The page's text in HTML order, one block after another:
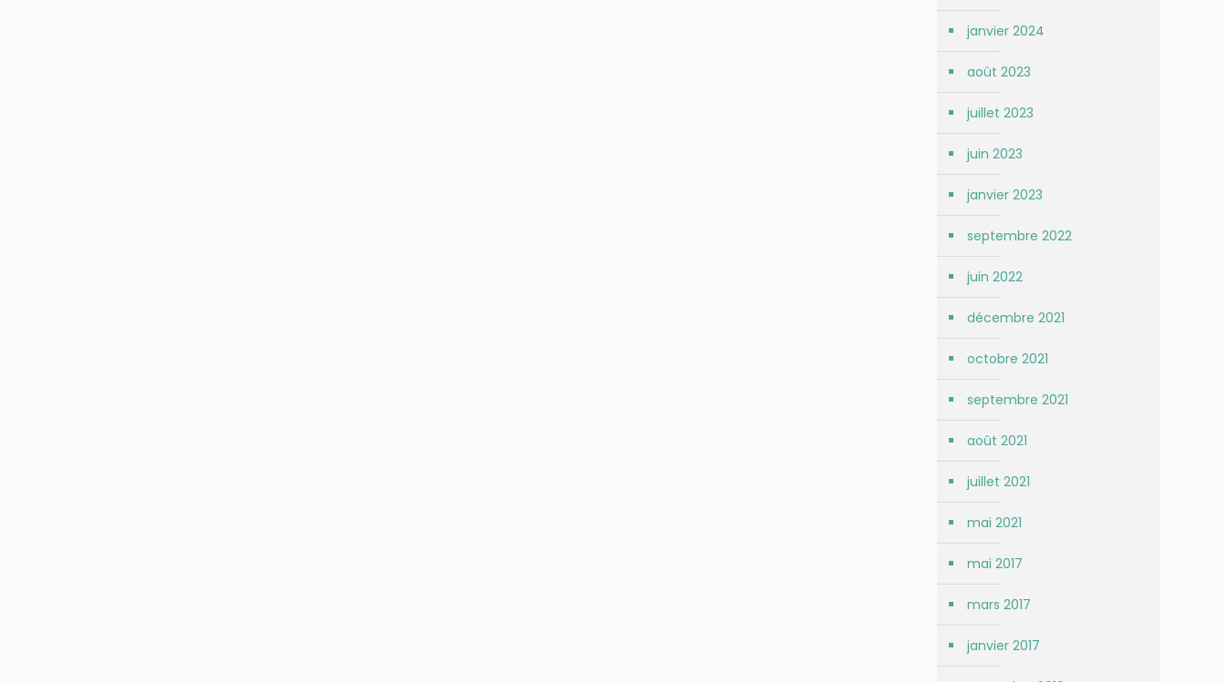
janvier 2024
août 2023
juillet 2023
juin 2023
janvier 2023
septembre 2022
juin 2022
décembre 2021
octobre 2021
septembre 2021
août 2021
juillet 2021
mai 2021
mai 2017
mars 2017
janvier 2017